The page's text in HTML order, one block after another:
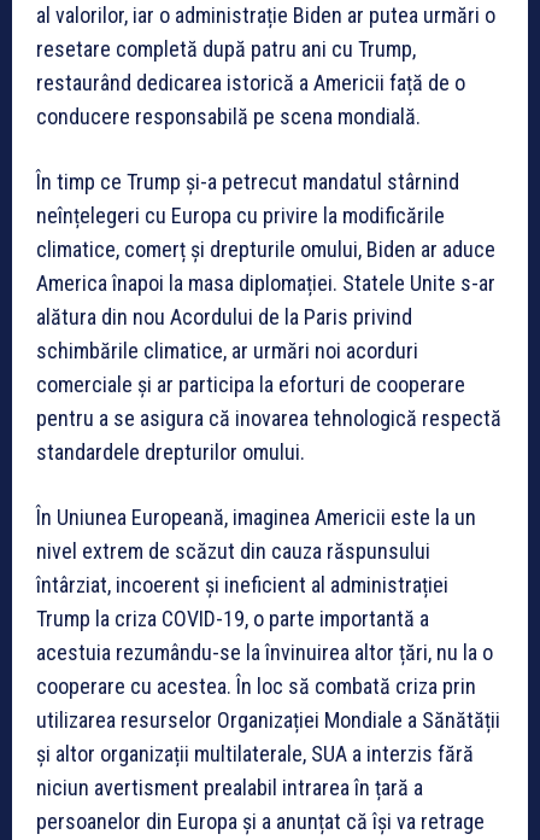
al valorilor, iar o administrație Biden ar putea urmări o
resetare completă după patru ani cu Trump,
restaurând dedicarea istorică a Americii față de o
conducere responsabilă pe scena mondială.
În timp ce Trump și-a petrecut mandatul stârnind
neînțelegeri cu Europa cu privire la modificările
climatice, comerț și drepturile omului, Biden ar aduce
America înapoi la masa diplomației. Statele Unite s-ar
alătura din nou Acordului de la Paris privind
schimbările climatice, ar urmări noi acorduri
comerciale și ar participa la eforturi de cooperare
pentru a se asigura că inovarea tehnologică respectă
standardele drepturilor omului.
În Uniunea Europeană, imaginea Americii este la un
nivel extrem de scăzut din cauza răspunsului
întârziat, incoerent și ineficient al administrației
Trump la criza COVID-19, o parte importantă a
acestuia rezumându-se la învinuirea altor țări, nu la o
cooperare cu acestea. În loc să combată criza prin
utilizarea resurselor Organizației Mondiale a Sănătății
și altor organizații multilaterale, SUA a interzis fără
niciun avertisment prealabil intrarea în țară a
persoanelor din Europa și a anunțat că își va retrage